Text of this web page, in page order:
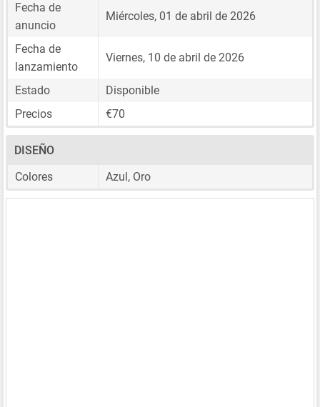
Fecha de
anuncio
Miércoles, 01 de abril de 2026
Fecha de
lanzamiento
Viernes, 10 de abril de 2026
Estado
Disponible
Precios
€70
DISEÑO
Colores
Azul, Oro